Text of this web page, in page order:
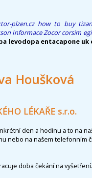
plzen.cz how to buy
InformaceZocor corsim
levodopa entacapone uk
Houšková
LÉKAŘE s.r.o.
den a hodinu a to na
nebo na našem telefonním
doba čekání na vyšetření.